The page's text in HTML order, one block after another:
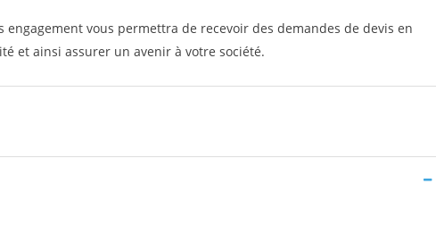
engagement vous permettra de recevoir des demandes de devis en
et ainsi assurer un avenir à votre société.